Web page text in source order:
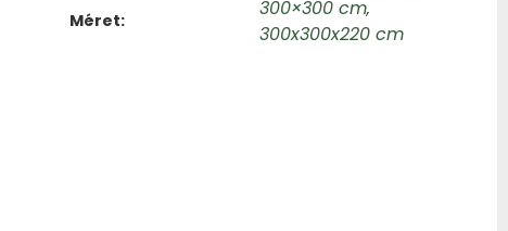
Méret 300×300 cm,
300x300x220 cm